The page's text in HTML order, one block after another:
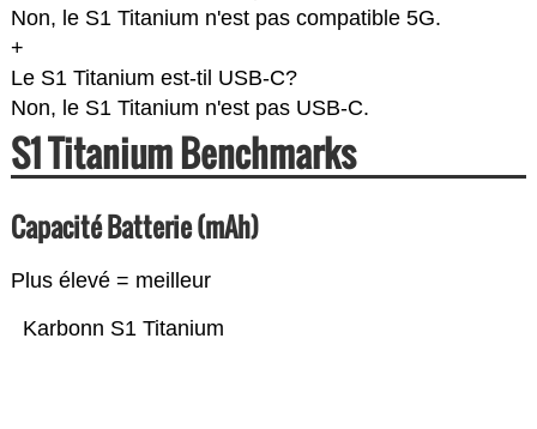
Non, le S1 Titanium n'est pas compatible 5G.
+
Le S1 Titanium est-til USB-C?
Non, le S1 Titanium n'est pas USB-C.
S1 Titanium Benchmarks
Capacité Batterie (mAh)
Plus élevé = meilleur
Karbonn S1 Titanium